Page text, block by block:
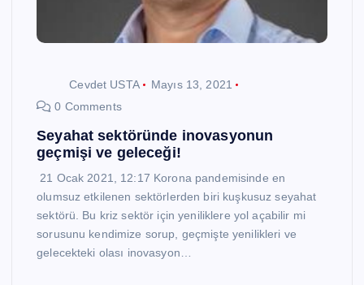
Cevdet USTA
Mayıs 13, 2021
0 Comments
Seyahat sektöründe inovasyonun
geçmişi ve geleceği!
21 Ocak 2021, 12:17 Korona pandemisinde en
olumsuz etkilenen sektörlerden biri kuşkusuz seyahat
sektörü. Bu kriz sektör için yeniliklere yol açabilir mi
sorusunu kendimize sorup, geçmişte yenilikleri ve
gelecekteki olası inovasyon…